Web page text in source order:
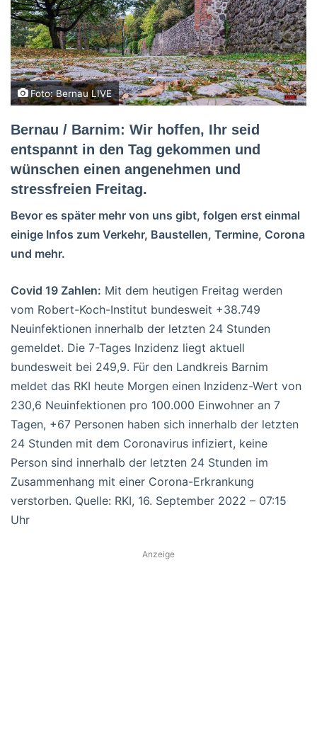
Foto: Bernau LIVE
Bernau / Barnim: Wir hoffen, Ihr seid
entspannt in den Tag gekommen und
wünschen einen angenehmen und
stressfreien Freitag.
Bevor es später mehr von uns gibt, folgen erst einmal
einige Infos zum Verkehr, Baustellen, Termine, Corona
und mehr.
Covid 19 Zahlen: Mit dem heutigen Freitag werden
vom Robert-Koch-Institut bundesweit +38.749
Neuinfektionen innerhalb der letzten 24 Stunden
gemeldet. Die 7-Tages Inzidenz liegt aktuell
bundesweit bei 249,9. Für den Landkreis Barnim
meldet das RKI heute Morgen einen Inzidenz-Wert von
230,6 Neuinfektionen pro 100.000 Einwohner an 7
Tagen, +67 Personen haben sich innerhalb der letzten
24 Stunden mit dem Coronavirus infiziert, keine
Person sind innerhalb der letzten 24 Stunden im
Zusammenhang mit einer Corona-Erkrankung
verstorben. Quelle: RKI, 16. September 2022 – 07:15
Uhr
Anzeige